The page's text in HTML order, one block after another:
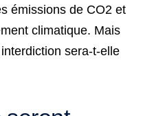
émissions de CO2 et
climatique. Mais
sera-t-elle